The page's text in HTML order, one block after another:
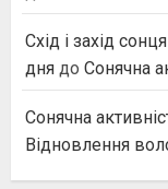
Схід і захід
дня до Сонячна
Сонячна
Відновлення